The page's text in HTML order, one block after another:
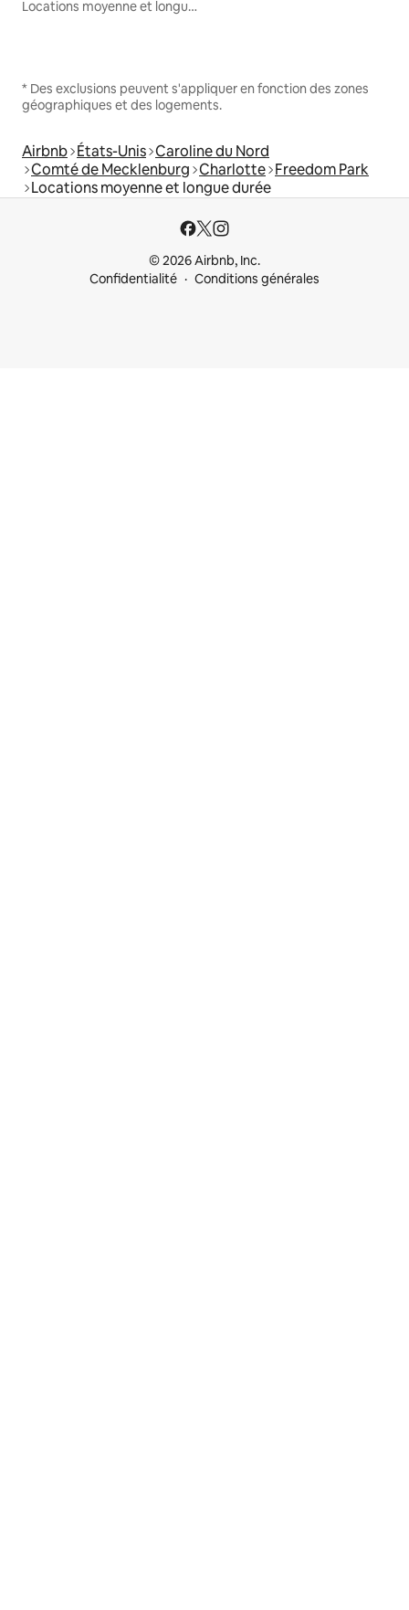
Locations moyenne et longue durée
* Des exclusions peuvent s'appliquer en fonction des zones
géographiques et des logements.
Airbnb États-Unis Caroline du Nord
Comté de Mecklenburg Charlotte Freedom Park
Locations moyenne et longue durée
© 2026 Airbnb, Inc.
Confidentialité
Conditions générales